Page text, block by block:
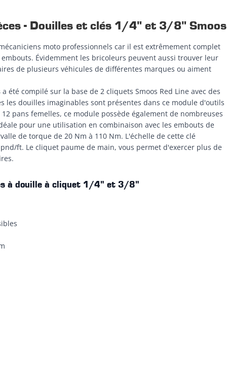
- Douilles et clés 1/4" et 3/8" Smoos
moto professionnels car il est extrêmement complet
Évidemment les bricoleurs peuvent aussi trouver leur
de plusieurs véhicules de différentes marques ou aiment
a été compilé sur la base de 2 cliquets Smoos Red Line avec des
les douilles imaginables sont présentes dans ce module d'outils
pans femelles, ce module possède également de nombreuses
pour une utilisation en combinaison avec les embouts de
de torque de 20 Nm à 110 Nm. L'échelle de cette clé
ft. Le cliquet paume de main, vous permet d'exercer plus de
à douille à cliquet 1/4" et 3/8"